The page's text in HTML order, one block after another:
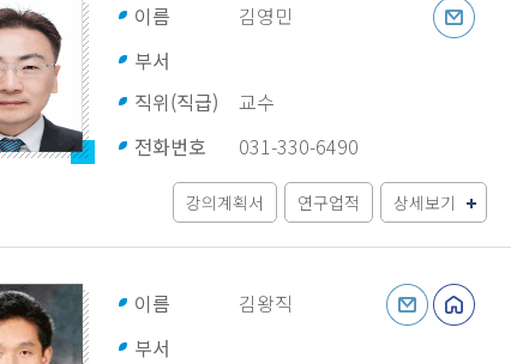
이름
김영민
부서
직위(직급)
교수
전화번호
031-330-6490
강의계획서 연구업적 상세보기
이름
김왕직
부서